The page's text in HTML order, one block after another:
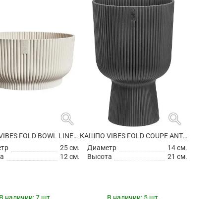
search
КАШПО VIBES FOLD BOWL LINEN WHITE
25 см.
12 см.
наличии:7 шт.
search
КАШПО VIBES FOLD COUPE ANTHRACITE
Диаметр
14 см.
Высота
21 см.
В наличии: 5 шт.